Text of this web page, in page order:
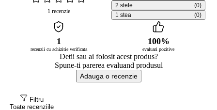
1 recenzie
2 stele
(0)
1 stea
(0)
1
recenzii cu achizitie verificata
100%
evaluari pozitive
Detii sau ai folosit acest produs?
Spune-ti parerea evaluand produsul
Adauga o recenzie
Filtru
Toate recenziile